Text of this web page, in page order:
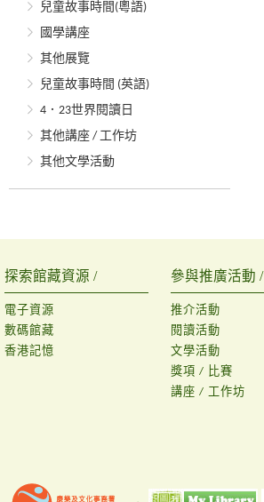
兒童故事時間(粵語)
國學講座
其他展覽
兒童故事時間 (英語)
4．23世界閱讀日
其他講座 / 工作坊
其他文學活動
探索館藏資源 /
電子資源
數碼館藏
香港記憶
參與推廣活動 /
推介活動
閱讀活動
文學活動
獎項 / 比賽
講座 / 工作坊